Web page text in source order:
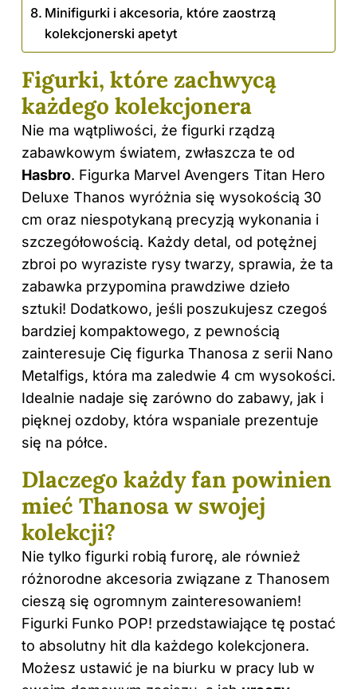
Minifigurki i akcesoria, które zaostrzą
kolekcjonerski apetyt
Figurki, które zachwycą
każdego kolekcjonera
Nie ma wątpliwości, że figurki rządzą
zabawkowym światem, zwłaszcza te od
Hasbro. Figurka Marvel Avengers Titan Hero
Deluxe Thanos wyróżnia się wysokością 30
cm oraz niespotykaną precyzją wykonania i
szczegółowością. Każdy detal, od potężnej
zbroi po wyraziste rysy twarzy, sprawia, że ta
zabawka przypomina prawdziwe dzieło
sztuki! Dodatkowo, jeśli poszukujesz czegoś
bardziej kompaktowego, z pewnością
zainteresuje Cię figurka Thanosa z serii Nano
Metalfigs, która ma zaledwie 4 cm wysokości.
Idealnie nadaje się zarówno do zabawy, jak i
pięknej ozdoby, która wspaniale prezentuje
się na półce.
Dlaczego każdy fan powinien
mieć Thanosa w swojej
kolekcji?
Nie tylko figurki robią furorę, ale również
różnorodne akcesoria związane z Thanosem
cieszą się ogromnym zainteresowaniem!
Figurki Funko POP! przedstawiające tę postać
to absolutny hit dla każdego kolekcjonera.
Możesz ustawić je na biurku w pracy lub w